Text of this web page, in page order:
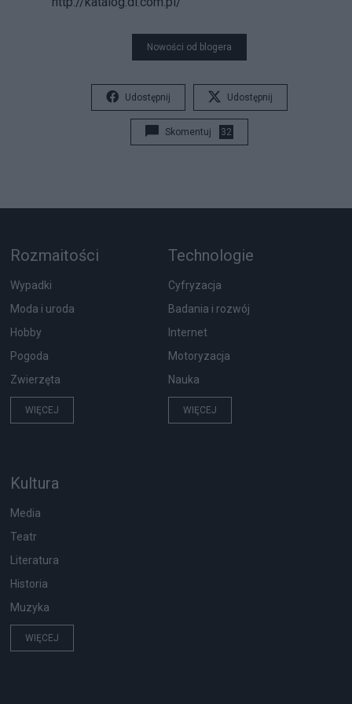
Nowości od blogera
Udostępnij Udostępnij
Skomentuj 32
Rozmaitości
Wypadki
Moda i uroda
Hobby
Pogoda
Zwierzęta
WIĘCEJ
Technologie
Cyfryzacja
Badania i rozwój
Internet
Motoryzacja
Nauka
WIĘCEJ
Kultura
Media
Teatr
Literatura
Historia
Muzyka
WIĘCEJ